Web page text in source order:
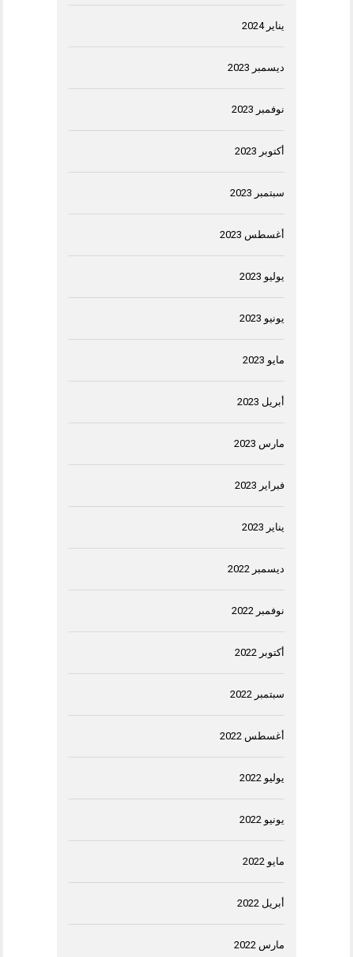
يناير 2024
ديسمبر 2023
نوفمبر 2023
أكتوبر 2023
سبتمبر 2023
أغسطس 2023
يوليو 2023
يونيو 2023
مايو 2023
أبريل 2023
مارس 2023
فبراير 2023
يناير 2023
ديسمبر 2022
نوفمبر 2022
أكتوبر 2022
سبتمبر 2022
أغسطس 2022
يوليو 2022
يونيو 2022
مايو 2022
أبريل 2022
مارس 2022